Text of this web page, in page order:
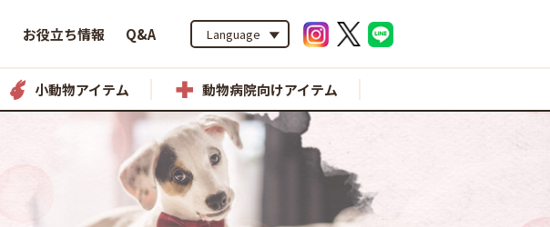
お役立ち情報 Q&A Language
小動物アイテム 動物病院向けアイテム